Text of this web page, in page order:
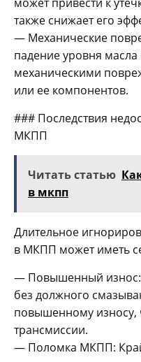
может привести к
также снижает его
— Механические
падение уровня
механическими
или ее компонентов.
### Последствия
МКПП
Читать статью
в мкпп
Длительное
в МКПП может иметь
— Повышенный
без должного
повышенному износу,
трансмиссии.
— Поломка МКПП: